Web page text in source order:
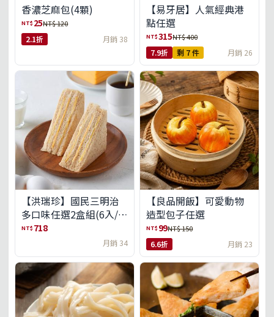
香濃芝麻包(4顆)
NT$ 25NT$ 120
2.1折 月銷 38
【易牙居】人氣經典港
點任選
NT$315NT$ 400
7.9折 剩 7 件 月銷 26
【洪瑞珍】國民三明治
多口味任選2盒組(6入/
盒)(免運)
NT$ 718
月銷 34
【良品開飯】可愛動物
造型包子任選
NT$ 99NT$ 150
6.6折 月銷 23